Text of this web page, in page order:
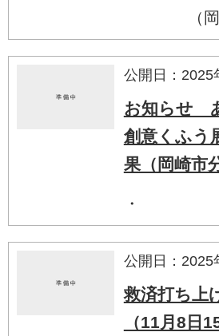
（岡崎
公開日：2025
お知らせ
創意くふ
果（岡崎市
・
公開日：2025
救済打ち上
（11月8日